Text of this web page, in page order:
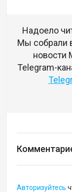
Надоело
Мы собрали
новости
Telegram-
Авторизуйтесь